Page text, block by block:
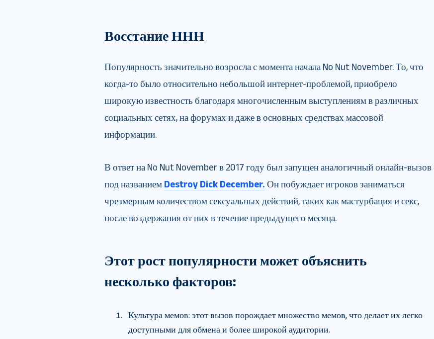
Восстание ННН
Популярность значительно возросла с момента начала No Nut November. То, что
когда-то было относительно небольшой интернет-проблемой, приобрело
широкую известность благодаря многочисленным выступлениям в различных
социальных сетях, на форумах и даже в основных средствах массовой
информации.
В ответ на No Nut November в 2017 году был запущен аналогичный онлайн-вызов
под названием Destroy Dick December. Он побуждает игроков заниматься
чрезмерным количеством сексуальных действий, таких как мастурбация и секс,
после воздержания от них в течение предыдущего месяца.
Этот рост популярности может объяснить
несколько факторов:
Культура мемов: этот вызов порождает множество мемов, что делает их легко
доступными для обмена и более широкой аудитории.